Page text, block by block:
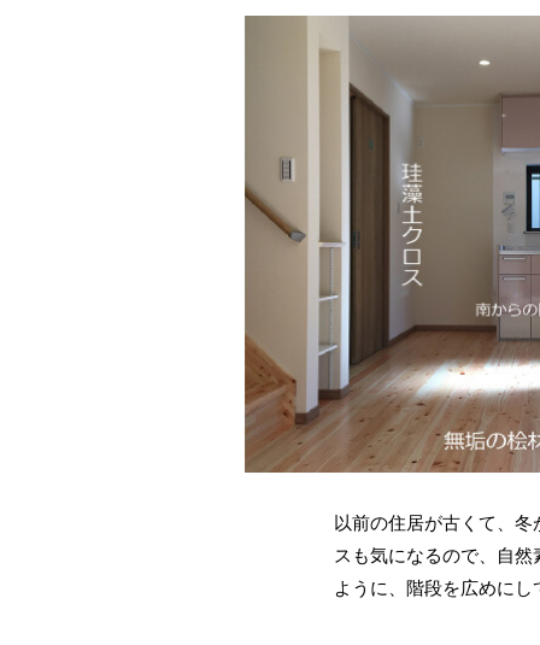
以前の住居が古くて、
スも気になるので、自
ように、階段を広めにし